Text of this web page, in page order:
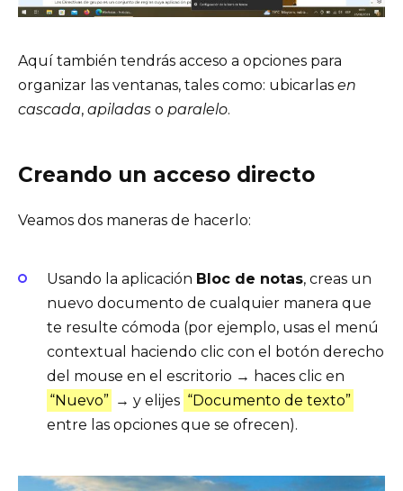
Aquí también tendrás acceso a opciones para
organizar las ventanas, tales como: ubicarlas en
cascada, apiladas o paralelo.
Creando un acceso directo
Veamos dos maneras de hacerlo:
Usando la aplicación Bloc de notas, creas un
nuevo documento de cualquier manera que
te resulte cómoda (por ejemplo, usas el menú
contextual haciendo clic con el botón derecho
del mouse en el escritorio → haces clic en
“Nuevo” → y elijes “Documento de texto”
entre las opciones que se ofrecen).